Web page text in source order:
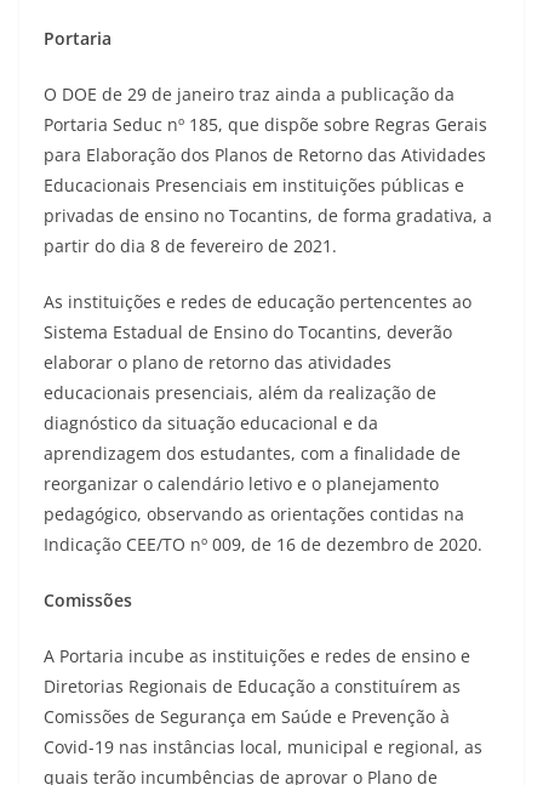
Portaria
O DOE de 29 de janeiro traz ainda a publicação da
Portaria Seduc nº 185, que dispõe sobre Regras Gerais
para Elaboração dos Planos de Retorno das Atividades
Educacionais Presenciais em instituições públicas e
privadas de ensino no Tocantins, de forma gradativa, a
partir do dia 8 de fevereiro de 2021.
As instituições e redes de educação pertencentes ao
Sistema Estadual de Ensino do Tocantins, deverão
elaborar o plano de retorno das atividades
educacionais presenciais, além da realização de
diagnóstico da situação educacional e da
aprendizagem dos estudantes, com a finalidade de
reorganizar o calendário letivo e o planejamento
pedagógico, observando as orientações contidas na
Indicação CEE/TO nº 009, de 16 de dezembro de 2020.
Comissões
A Portaria incube as instituições e redes de ensino e
Diretorias Regionais de Educação a constituírem as
Comissões de Segurança em Saúde e Prevenção à
Covid-19 nas instâncias local, municipal e regional, as
quais terão incumbências de aprovar o Plano de